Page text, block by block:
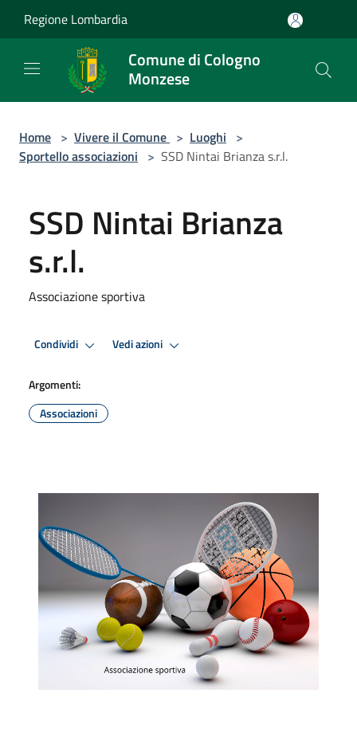
Regione Lombardia
Comune di Cologno
Monzese
Home > Vivere il Comune > Luoghi >
Sportello associazioni > SSD Nintai Brianza s.r.l.
SSD Nintai Brianza
s.r.l.
Associazione sportiva
Condividi Vedi azioni
Argomenti:
Associazioni